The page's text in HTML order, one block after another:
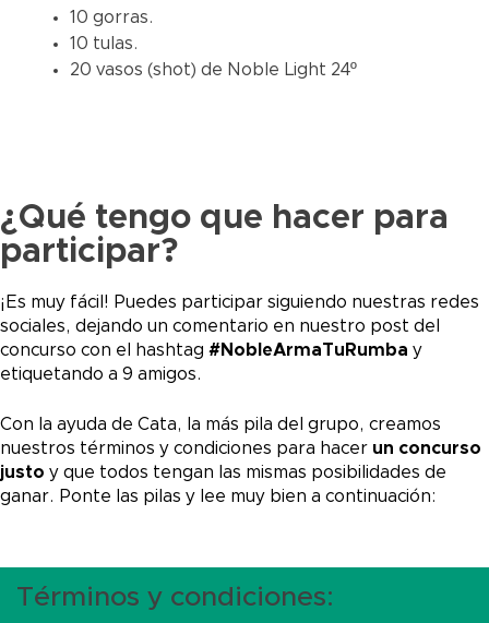
10 gorras.
10 tulas.
20 vasos (shot) de Noble Light 24º
¿Qué tengo que hacer para
participar?
¡Es muy fácil! Puedes participar siguiendo nuestras redes
sociales, dejando un comentario en nuestro post del
concurso con el hashtag #NobleArmaTuRumba y
etiquetando a 9 amigos.
Con la ayuda de Cata, la más pila del grupo, creamos
nuestros términos y condiciones para hacer un concurso
justo y que todos tengan las mismas posibilidades de
ganar. Ponte las pilas y lee muy bien a continuación:
Términos y condiciones: